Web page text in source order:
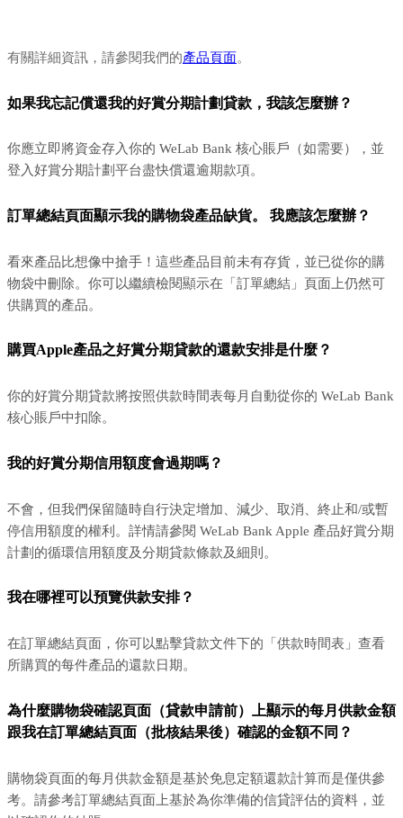
有關詳細資訊，請參閱我們的產品頁面。
如果我忘記償還我的好賞分期計劃貸款，我該怎麼辦？
你應立即將資金存入你的 WeLab Bank 核心賬戶（如需要），並
登入好賞分期計劃平台盡快償還逾期款項。
訂單總結頁面顯示我的購物袋產品缺貨。 我應該怎麼辦？
看來產品比想像中搶手！這些產品目前未有存貨，並已從你的購
物袋中刪除。你可以繼續檢閱顯示在「訂單總結」頁面上仍然可
供購買的產品。
購買Apple產品之好賞分期貸款的還款安排是什麼？
你的好賞分期貸款將按照供款時間表每月自動從你的 WeLab Bank
核心賬戶中扣除。
我的好賞分期信用額度會過期嗎？
不會，但我們保留隨時自行決定增加、減少、取消、終止和/或暫
停信用額度的權利。詳情請參閱 WeLab Bank Apple 產品好賞分期
計劃的循環信用額度及分期貸款條款及細則。
我在哪裡可以預覽供款安排？
在訂單總結頁面，你可以點擊貸款文件下的「供款時間表」查看
所購買的每件產品的還款日期。
為什麼購物袋確認頁面（貸款申請前）上顯示的每月供款金額
跟我在訂單總結頁面（批核結果後）確認的金額不同？
購物袋頁面的每月供款金額是基於免息定額還款計算而是僅供參
考。請參考訂單總結頁面上基於為你準備的信貸評估的資料，並